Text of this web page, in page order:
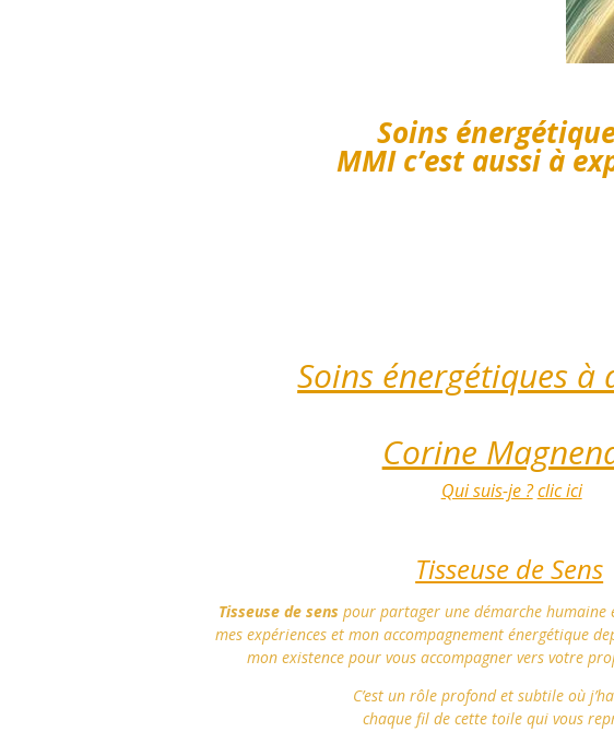
Soins
MMI c’est aussi à
Soins énergétiques à
Corine
Qui suis-je ?clic ici
Tisseuse de Sens
Tisseuse de senspour partager une démarche humaine
mes expériences et mon accompagnement énergétique
mon existence pour vous accompagner vers votre
C’est un rôle profond et subtile où
chaque fil de cette toile qui vous